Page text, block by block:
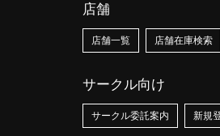
店舗
店舗一覧 店舗在庫検索
サークル向け
サークル委託案内 新規